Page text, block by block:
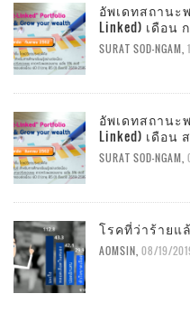
อัพเดทสถานะ
Linked) เดือน
SURAT SOD-NGAM
อัพเดทสถานะ
Linked) เดือน
SURAT SOD-NGAM
โรคที่ว่าร้ายแ
AOMSIN 08/19/